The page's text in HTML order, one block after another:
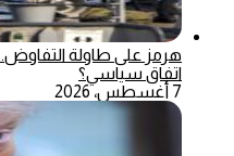
هرمز على طاولة
اتفاق سياسي؟
7 أغسطس، 2026